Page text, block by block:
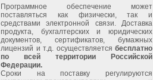
Программное обеспечение может
поставляться как физически, так и
средствами электронной связи. Доставка
продукта, бухгалтерских и юридических
документов, сертификатов, бумажных
лицензий и т.д. осуществляется бесплатно
по всей территории Российской
Федерации.
Сроки на поставку регулируются